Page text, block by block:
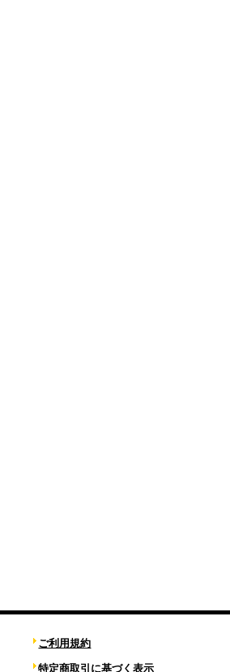
ご利用規約
特定商取引に基づく表示